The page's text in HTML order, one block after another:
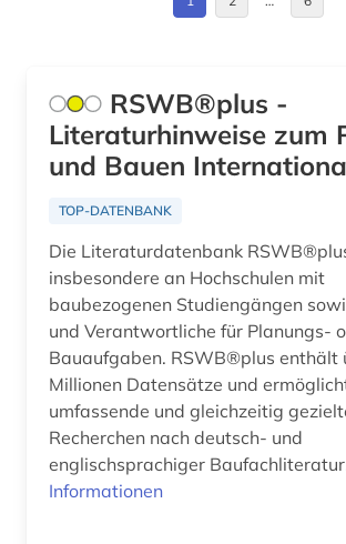
bibliothek (3)
bibliothekswesen (1)
bild (1)
bildarchiv (2)
bilddatenbank (4)
bildende kunst (1)
biographie (1)
biologie (1)
bodendenkmal (2)
brandenburg (1)
Polen (2)
Roemisches Reich (1)
Saarland (1)
Schweiz (2)
Slowakei (1)
Suedamerika (1)
Tschechische Republik (2)
Tuerkei (1)
RSWB®plus -
Literaturhinweise zum
und Bauen
TOP-DATENBANK
Die Literaturdatenbank
insbesondere an Hochschulen mit
baubezogenen Studiengängen
und Verantwortliche für Planungs-
Bauaufgaben. RSWB®plus enthält
Millionen Datensätze und
umfassende und gleichzeitig
Recherchen nach deutsch- und
englischsprachiger
Informationen